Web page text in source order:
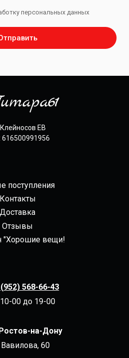
персональных данных
ЕВ
616500991956
поступления
Контакты
Доставка
Отзывы
"Хорошие вещи!
568-66-43
00 до 19-00
на-Дону
60